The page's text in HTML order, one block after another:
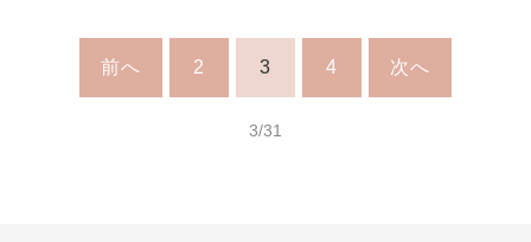
前へ 2 3 4 次へ
3/31